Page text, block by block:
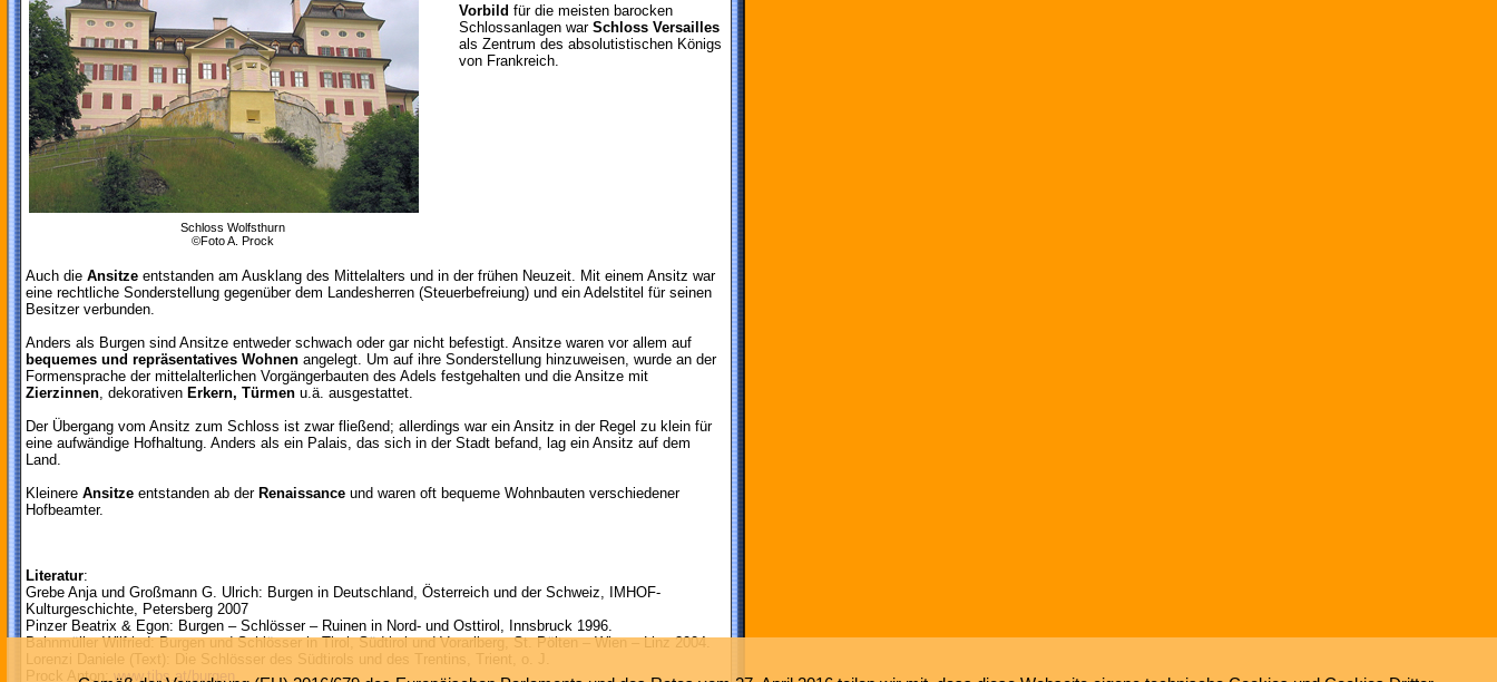
Vorbild für die meisten barocken
Schlossanlagen war Schloss Versailles
als Zentrum des absolutistischen Königs
von Frankreich.
Schloss Wolfsthurn
©Foto A. Prock
Auch die Ansitze entstanden am Ausklang des Mittelalters und in der frühen Neuzeit. Mit einem Ansitz war
eine rechtliche Sonderstellung gegenüber dem Landesherren (Steuerbefreiung) und ein Adelstitel für seinen
Besitzer verbunden.
Anders als Burgen sind Ansitze entweder schwach oder gar nicht befestigt. Ansitze waren vor allem auf
bequemes und repräsentatives Wohnen angelegt. Um auf ihre Sonderstellung hinzuweisen, wurde an der
Formensprache der mittelalterlichen Vorgängerbauten des Adels festgehalten und die Ansitze mit
Zierzinnen, dekorativen Erkern, Türmen u.ä. ausgestattet.
Der Übergang vom Ansitz zum Schloss ist zwar fließend; allerdings war ein Ansitz in der Regel zu klein für
eine aufwändige Hofhaltung. Anders als ein Palais, das sich in der Stadt befand, lag ein Ansitz auf dem
Land.
Kleinere Ansitze entstanden ab der Renaissance und waren oft bequeme Wohnbauten verschiedener
Hofbeamter.
Literatur:
Grebe Anja und Großmann G. Ulrich: Burgen in Deutschland, Österreich und der Schweiz, IMHOF-
Kulturgeschichte, Petersberg 2007
Pinzer Beatrix & Egon: Burgen – Schlösser – Ruinen in Nord- und Osttirol, Innsbruck 1996.
Bahnmüller Wilfried: Burgen und Schlösser in Tirol, Südtirol und Vorarlberg, St. Pölten – Wien – Linz 2004.
Lorenzi Daniele (Text): Die Schlösser des Südtirols und des Trentins, Trient, o. J.
Prock Anton:
www.tibs.at/burgen